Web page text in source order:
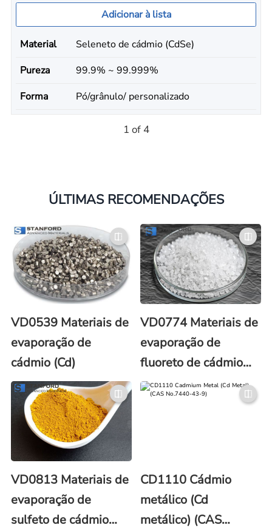
Adicionar à lista
Material
Seleneto de cádmio (CdSe)
Pureza
99.9% ~ 99.999%
Forma
Pó/grânulo/ personalizado
1 of 4
ÚLTIMAS RECOMENDAÇÕES
VD0539 Materiais de
evaporação de
cádmio (Cd)
VD0774 Materiais de
evaporação de
fluoreto de cádmio
(CdF2)
VD0813 Materiais de
evaporação de
sulfeto de cádmio
CD1110 Cádmio
metálico (Cd
metálico) (CAS